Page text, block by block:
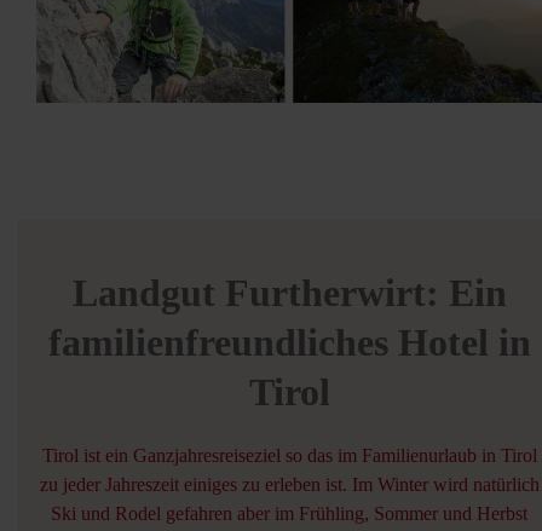
Landgut Furtherwirt: Ein
familienfreundliches Hotel in
Tirol
Tirol ist ein Ganzjahresreiseziel so das im Familienurlaub in Tirol
zu jeder Jahreszeit einiges zu erleben ist. Im Winter wird natürlich
Ski und Rodel gefahren aber im Frühling, Sommer und Herbst